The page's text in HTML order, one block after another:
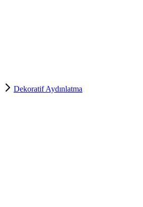
Dekoratif Aydınlatma